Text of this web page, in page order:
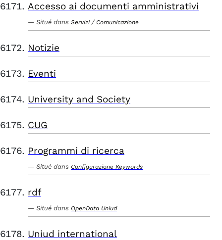
Accesso ai documenti amministrativi
Situé dans Servizi / Comunicazione
Notizie
Eventi
University and Society
CUG
Programmi di ricerca
Situé dans Configurazione Keywords
rdf
Situé dans OpenData Uniud
Uniud international